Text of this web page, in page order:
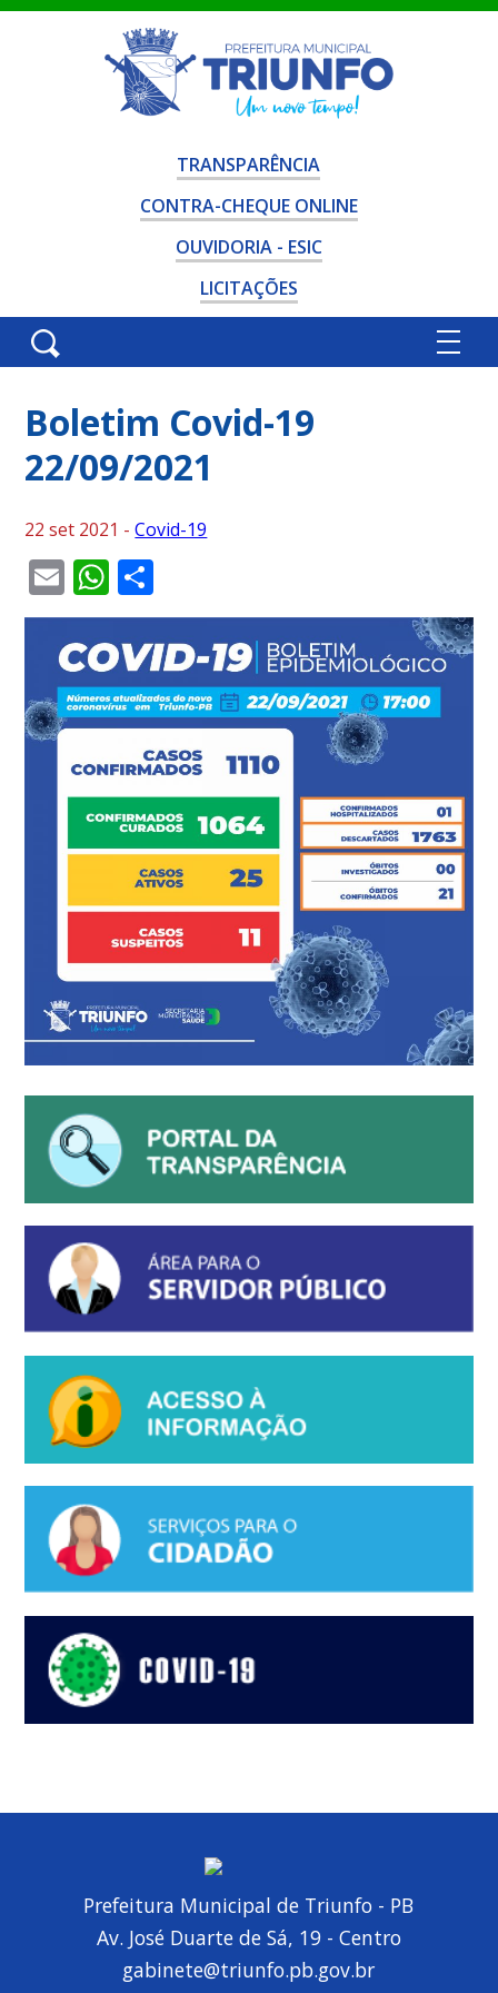
TRANSPARÊNCIA
CONTRA-CHEQUE ONLINE
OUVIDORIA - ESIC
LICITAÇÕES
Boletim Covid-19
22/09/2021
22 set 2021 -Covid-19
EmailWhatsApp
Prefeitura Municipal de Triunfo - PB
Av. José Duarte de Sá, 19 - Centro
gabinete@triunfo.pb.gov.br